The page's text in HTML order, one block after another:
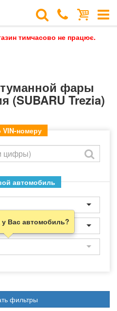
тимчасово не працює.
фары
(SUBARU Trezia)
VIN-номеру
автомобиль
у Вас автомобиль?
фильтры